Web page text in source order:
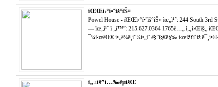
íŒŒì›°í•˜ìš°ìŠ¤
Powel House - íŒŒì›°í•˜ìš°ìŠ¤ ìœ„ì¹˜: 244 South 3rd
— ìœ„ì¹˜ ì „í™”: 215.627.0364 1765ë…„ ì„¸ì›Œì§„
¯¼ì‹œëŒ€ í•„ë¼ë¸í”¼ì•„ì˜ ë§ˆì§€ë§‰ ì‹œìž¥ì´ìž
ì„±ìš”ì…‰êµíšŒ